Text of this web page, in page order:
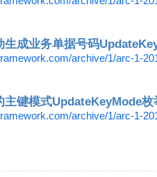
生成业务单据号码
archive/1/arc-1-
主键模式UpdateKeyMode枚
archive/1/arc-1-